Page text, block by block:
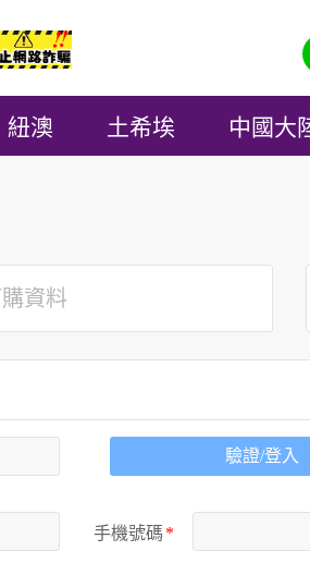
紐澳 土希埃 中國大
資料
驗證/登入
手機號碼